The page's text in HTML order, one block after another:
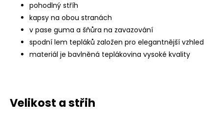
pohodlný stříh
kapsy na obou stranách
v pase guma a šňůra na zavazování
spodní lem tepláků založen pro elegantnější vzhled
materiál je bavlněná teplákovina vysoké kvality
Velikost a střih